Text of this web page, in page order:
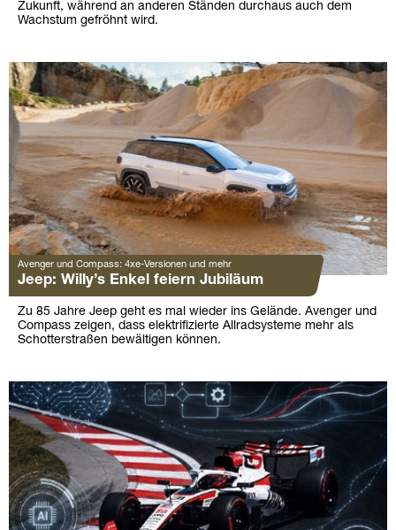
Zukunft, während an anderen Ständen durchaus auch dem
Wachstum gefröhnt wird.
Avenger und Compass: 4xe-Versionen und mehr
Jeep: Willy’s Enkel feiern Jubiläum
Zu 85 Jahre Jeep geht es mal wieder ins Gelände. Avenger und
Compass zeigen, dass elektrifizierte Allradsysteme mehr als
Schotterstraßen bewältigen können.